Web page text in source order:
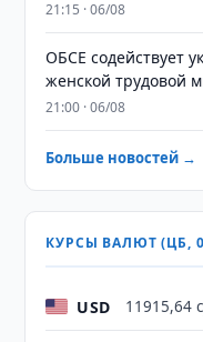
21:15 · 06/08
ОБСЕ содействует
женской трудовой
21:00 · 06/08
Больше новостей →
КУРСЫ ВАЛЮТ (ЦБ,
USD 11915,64